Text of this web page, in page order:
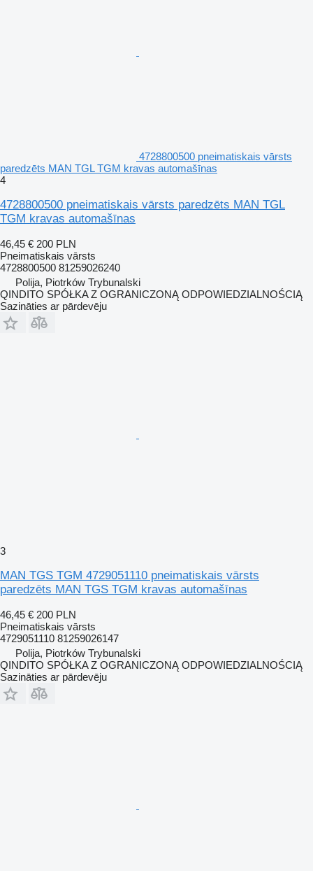
4728800500 pneimatiskais vārsts
paredzēts MAN TGL TGM kravas automašīnas
4
4728800500 pneimatiskais vārsts paredzēts MAN TGL
TGM kravas automašīnas
46,45 € 200 PLN
Pneimatiskais vārsts
4728800500 81259026240
Polija, Piotrków Trybunalski
QINDITO SPÓŁKA Z OGRANICZONĄ ODPOWIEDZIALNOŚCIĄ
Sazināties ar pārdevēju
3
MAN TGS TGM 4729051110 pneimatiskais vārsts
paredzēts MAN TGS TGM kravas automašīnas
46,45 € 200 PLN
Pneimatiskais vārsts
4729051110 81259026147
Polija, Piotrków Trybunalski
QINDITO SPÓŁKA Z OGRANICZONĄ ODPOWIEDZIALNOŚCIĄ
Sazināties ar pārdevēju